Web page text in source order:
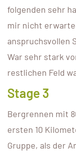
folgenden sehr
mir nicht
anspruchsvollen
War sehr stark
restlichen Feld
Stage 3
Bergrennen mit
ersten 10
Gruppe, als der